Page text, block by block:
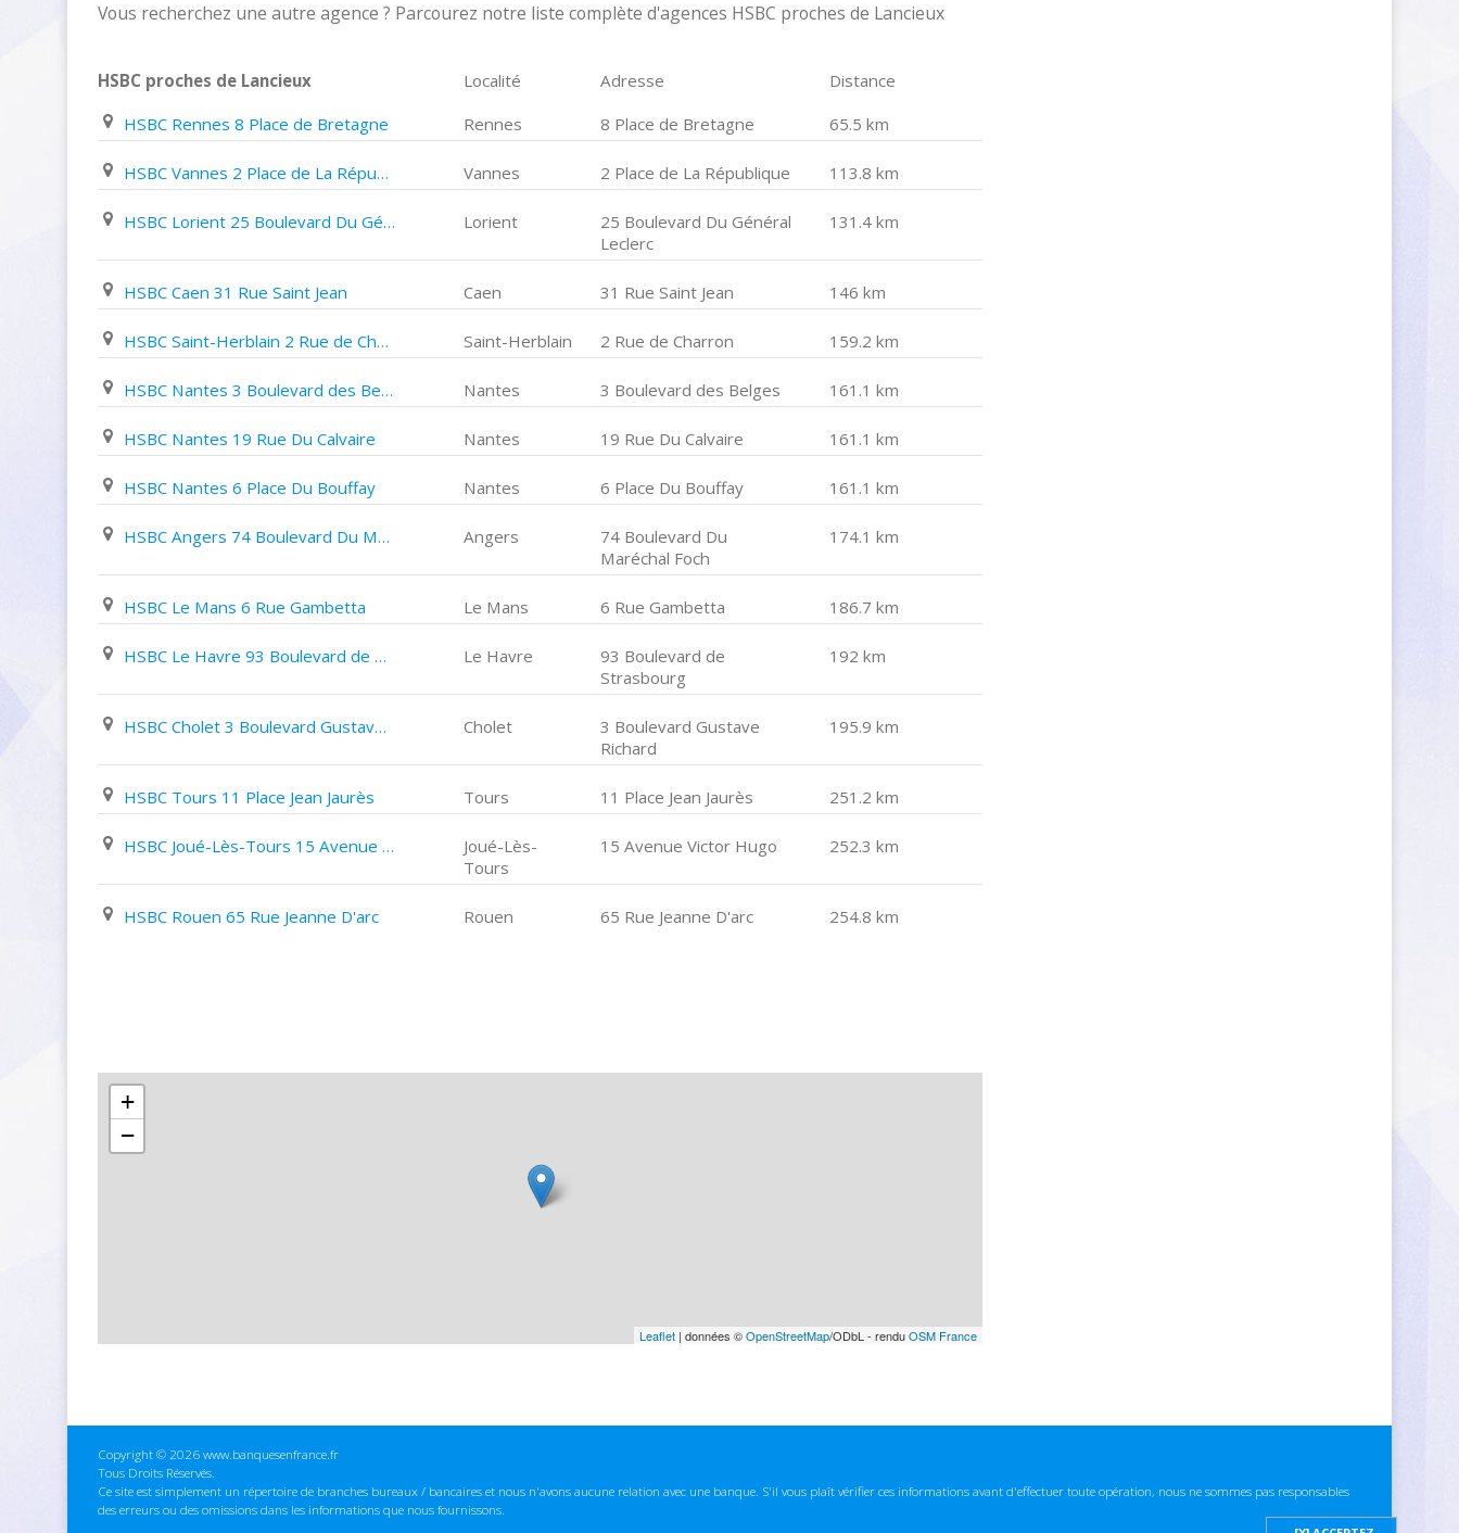
Vous recherchez une autre agence ? Parcourez notre liste complète d'agences HSBC proches de Lancieux
HSBC proches de Lancieux Localité Adresse
Distance
HSBC Rennes 8 Place de Bretagne
Rennes 8 Place de Bretagne 65.5 km
HSBC Vannes 2 Place de La République Vannes 2 Place de La République 113.8 km
HSBC Lorient 25 Boulevard Du Général Leclerc Lorient
25 Boulevard Du Général
Leclerc
131.4 km
HSBC Caen 31 Rue Saint Jean Caen 31 Rue Saint Jean 146 km
HSBC Saint-Herblain 2 Rue de Charron Saint-Herblain 2 Rue de Charron 159.2 km
HSBC Nantes 3 Boulevard des Belges Nantes 3 Boulevard des Belges 161.1 km
HSBC Nantes 19 Rue Du Calvaire Nantes 19 Rue Du Calvaire 161.1 km
HSBC Nantes 6 Place Du Bouffay Nantes 6 Place Du Bouffay 161.1 km
HSBC Angers 74 Boulevard Du Maréchal Foch Angers
74 Boulevard Du
Maréchal Foch
174.1 km
HSBC Le Mans 6 Rue Gambetta Le Mans 6 Rue Gambetta 186.7 km
HSBC Le Havre 93 Boulevard de Strasbourg Le Havre
93 Boulevard de
Strasbourg
192 km
HSBC Cholet 3 Boulevard Gustave Richard Cholet
3 Boulevard Gustave
Richard
195.9 km
HSBC Tours 11 Place Jean Jaurès Tours 11 Place Jean Jaurès 251.2 km
HSBC Joué-Lès-Tours 15 Avenue Victor Hugo
Joué-Lès-
Tours
15 Avenue Victor Hugo 252.3 km
HSBC Rouen 65 Rue Jeanne D'arc Rouen 65 Rue Jeanne D'arc 254.8 km
+
−
Leaflet| données ©OpenStreetMap/ODbL - renduOSM France
Copyright © 2026 www.banquesenfrance.fr
Tous Droits Réservés.
Ce site est simplement un répertoire de branches bureaux / bancaires et nous n'avons aucune relation avec une banque. S'il vous plaît vérifier ces informations avant d'effectuer toute opération, nous ne sommes pas responsables
des erreurs ou des omissions dans les informations que nous fournissons.